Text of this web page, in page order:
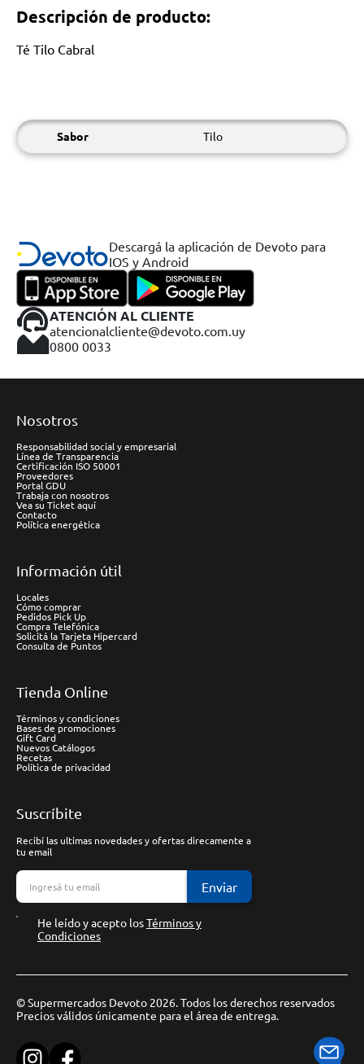
Descripción de producto:
Té Tilo Cabral
Sabor Tilo
Descargá la aplicación de Devoto para
IOS y Android
ATENCIÓN AL CLIENTE
atencionalcliente@devoto.com.uy
0800 0033
Nosotros
Responsabilidad social y empresarial
Línea de Transparencia
Certificación ISO 50001
Proveedores
Portal GDU
Trabaja con nosotros
Vea su Ticket aquí
Contacto
Política energética
Información útil
Locales
Cómo comprar
Pedidos Pick Up
Compra Telefónica
Solicitá la Tarjeta Hipercard
Consulta de Puntos
Tienda Online
Términos y condiciones
Bases de promociones
Gift Card
Nuevos Catálogos
Recetas
Política de privacidad
Suscríbite
Recibí las ultimas novedades y ofertas direcamente a
tu email
Enviar
He leído y acepto losTérminos y
Condiciones
© Supermercados Devoto 2026. Todos los derechos reservados
Precios válidos únicamente para el área de entrega.